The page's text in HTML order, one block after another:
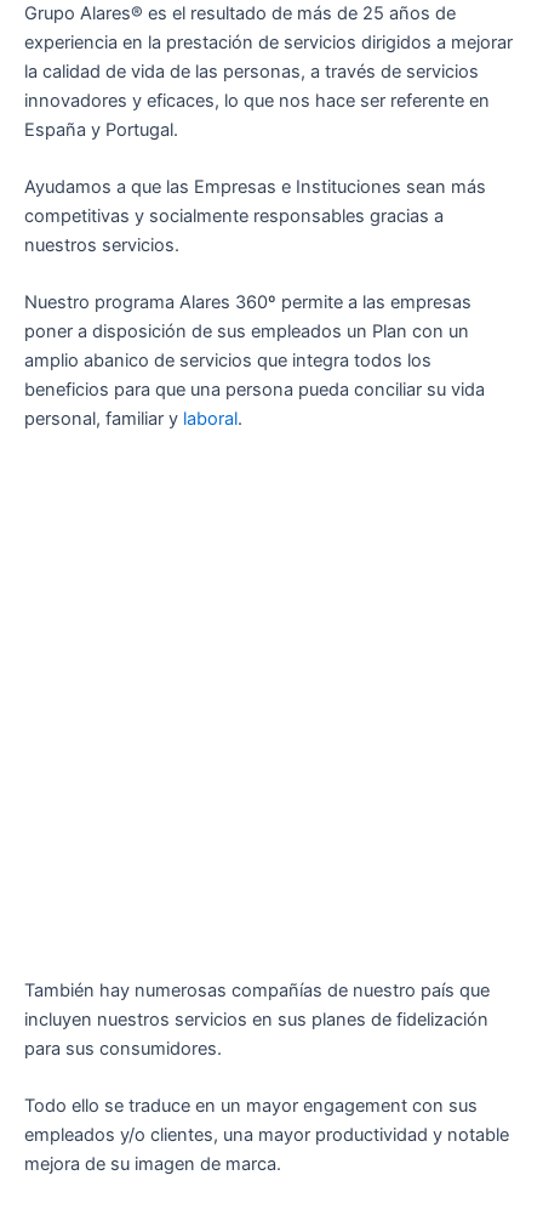
Grupo Alares® es el resultado de más de 25 años de
experiencia en la prestación de servicios dirigidos a mejorar
la calidad de vida de las personas, a través de servicios
innovadores y eficaces, lo que nos hace ser referente en
España y Portugal.
Ayudamos a que las Empresas e Instituciones sean más
competitivas y socialmente responsables gracias a
nuestros servicios.
Nuestro programa Alares 360º permite a las empresas
poner a disposición de sus empleados un Plan con un
amplio abanico de servicios que integra todos los
beneficios para que una persona pueda conciliar su vida
personal, familiar y laboral.
También hay numerosas compañías de nuestro país que
incluyen nuestros servicios en sus planes de fidelización
para sus consumidores.
Todo ello se traduce en un mayor engagement con sus
empleados y/o clientes, una mayor productividad y notable
mejora de su imagen de marca.